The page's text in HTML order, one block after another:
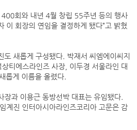
400회와 내년 4월 창립 55주년 등의 행사
이 회장의 연임을 결정하게 됐다”고 밝혔
도 새롭게 구성됐다. 박재서 씨엠에이씨지
티에스라인즈 사장, 이두경 서울라인 대
롭게 이름을 올렸다.
장과 이용근 동방선박 대표는 유임됐다.
계진 인터아시아라인즈코리아 고문은 감